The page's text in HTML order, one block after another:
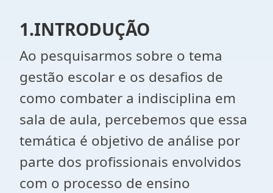
1.INTRODUÇÃO
Ao pesquisarmos sobre o tema
gestão escolar e os desafios de
como combater a indisciplina em
sala de aula, percebemos que essa
temática é objetivo de análise por
parte dos profissionais envolvidos
com o processo de ensino